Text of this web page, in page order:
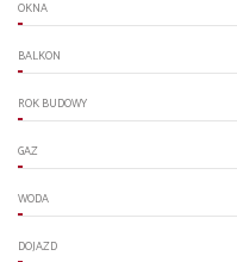
OKNA
BALKON
ROK BUDOWY
GAZ
WODA
DOJAZD